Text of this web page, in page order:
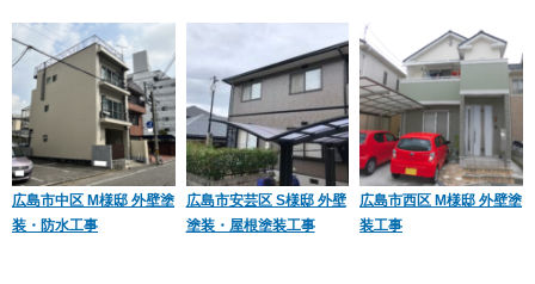
広島市中区 M様邸 外壁塗
装・防水工事
広島市安芸区 S様邸 外壁
塗装・屋根塗装工事
広島市西区 M様邸 外壁塗
装工事